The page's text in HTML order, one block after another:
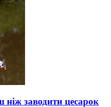
заводити цесарок